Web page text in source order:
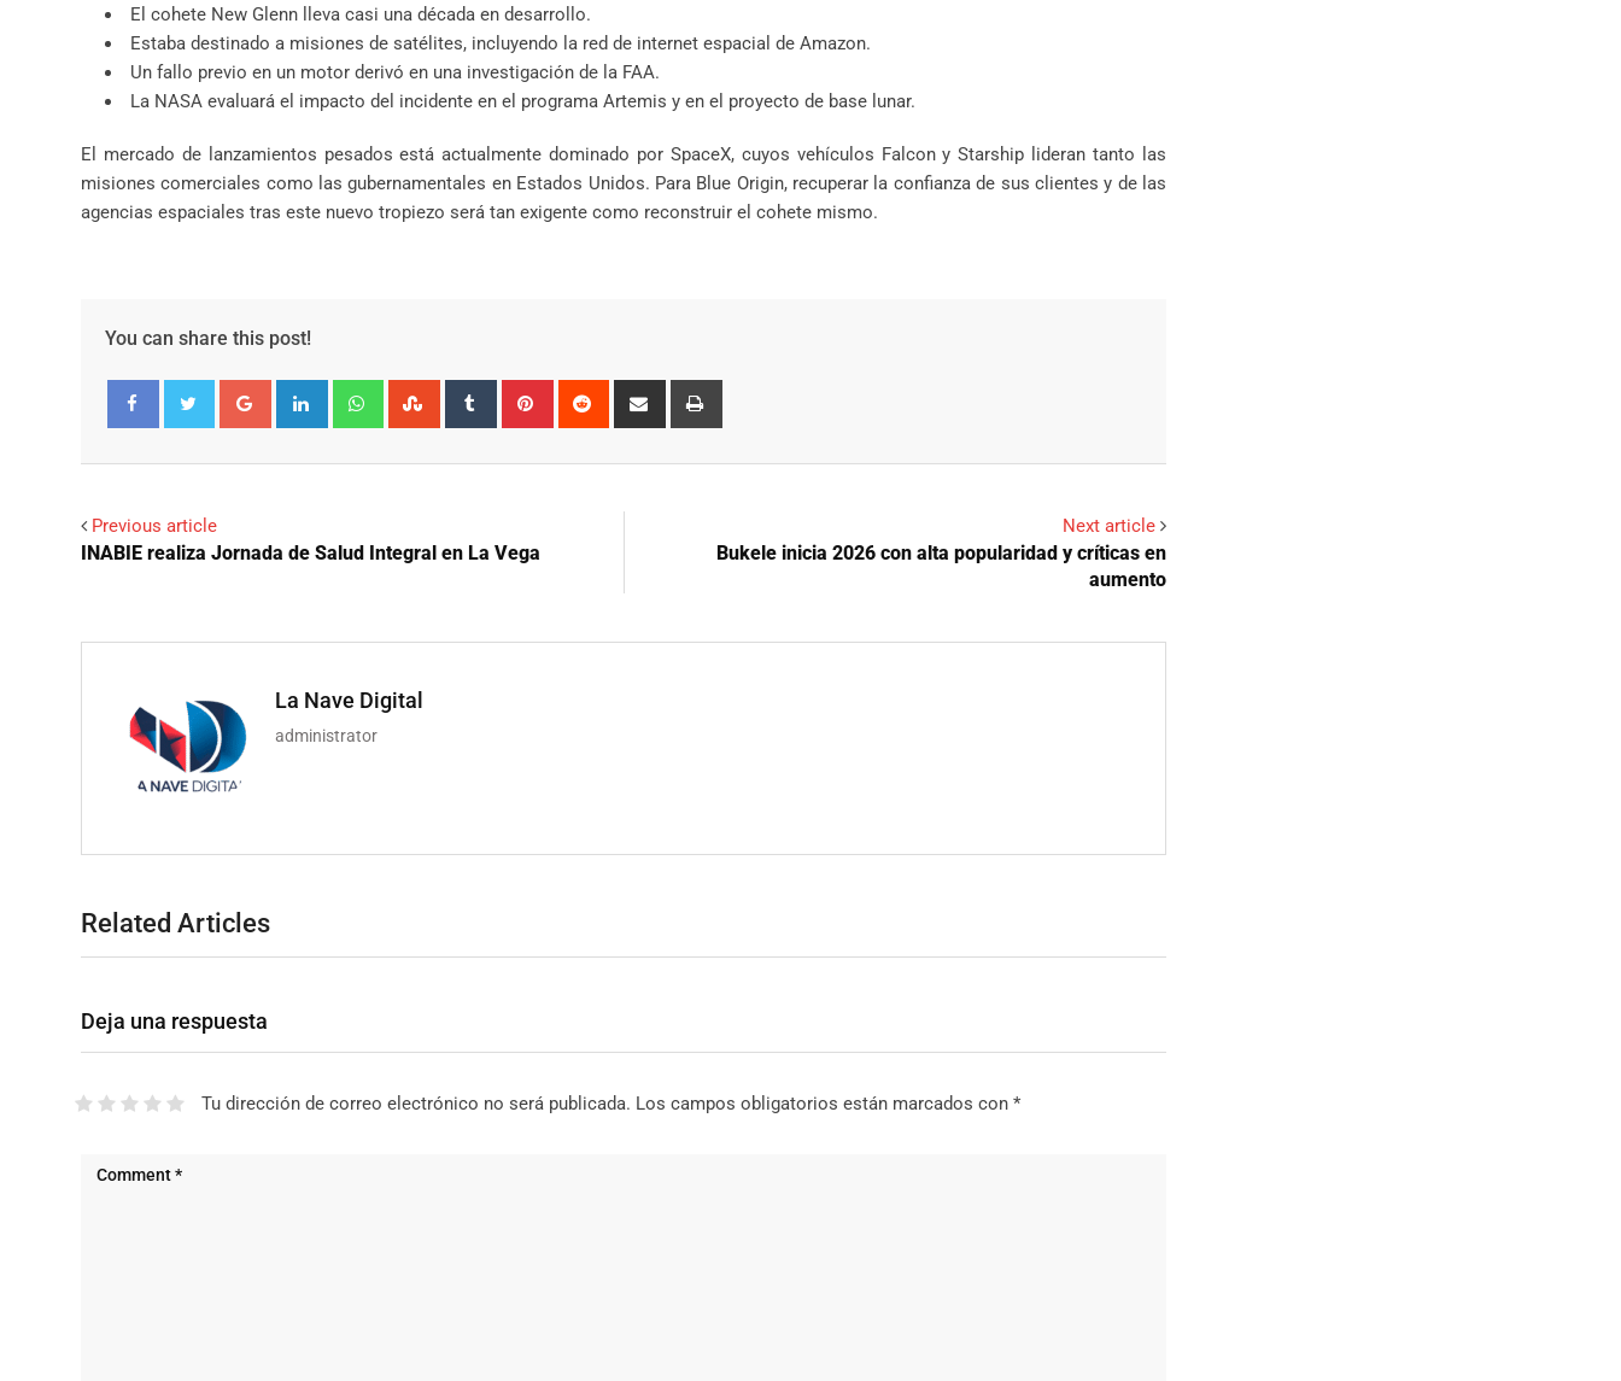
El cohete New Glenn lleva casi una década en desarrollo.
Estaba destinado a misiones de satélites, incluyendo la red de internet espacial de Amazon.
Un fallo previo en un motor derivó en una investigación de la FAA.
La NASA evaluará el impacto del incidente en el programa Artemis y en el proyecto de base lunar.
El mercado de lanzamientos pesados está actualmente dominado por SpaceX, cuyos vehículos Falcon y Starship lideran tanto las
misiones comerciales como las gubernamentales en Estados Unidos. Para Blue Origin, recuperar la confianza de sus clientes y de las
agencias espaciales tras este nuevo tropiezo será tan exigente como reconstruir el cohete mismo.
You can share this post!
Google+ LinkedIn WhatsappStumbleUpon
Tumblr Pinterest Reddit
Share
Previous article
INABIE realiza Jornada de Salud Integral en La Vega
Next article
Bukele inicia 2026 con alta popularidad y críticas en
aumento
La Nave Digital
administrator
Related Articles
Deja una respuesta
Tu dirección de correo electrónico no será publicada. Los campos obligatorios están marcados con *